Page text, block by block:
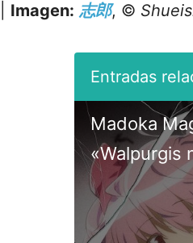
Imagen: 志郎, ©
Madoka
«Walpurgis